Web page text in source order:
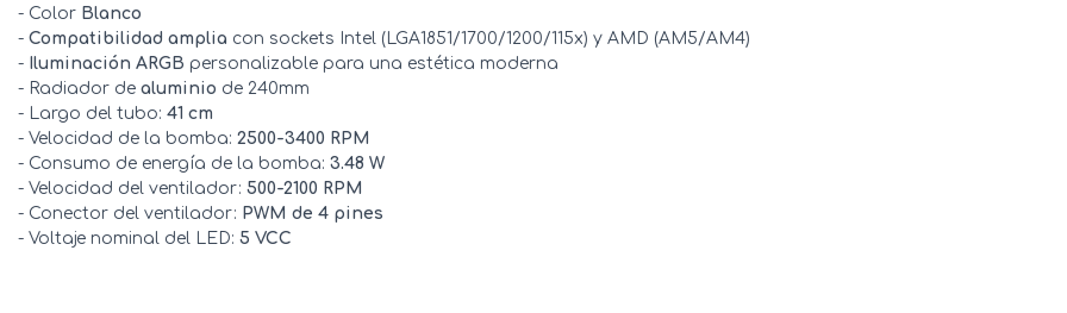
- Color Blanco
- Compatibilidad amplia con sockets Intel (LGA1851/1700/1200/115x) y AMD (AM5/AM4)
- Iluminación ARGB personalizable para una estética moderna
- Radiador de aluminio de 240mm
- Largo del tubo: 41 cm
- Velocidad de la bomba: 2500-3400 RPM
- Consumo de energía de la bomba: 3.48 W
- Velocidad del ventilador: 500-2100 RPM
- Conector del ventilador: PWM de 4 pines
- Voltaje nominal del LED: 5 VCC